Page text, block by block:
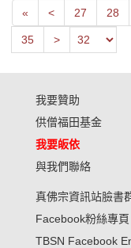
« First<Next27 28
35 >Previous
我要贊助
供僧福田基金
我要皈依
與我們聯絡
真佛宗資訊站臉書
Facebook粉絲專頁
TBSN Facebook